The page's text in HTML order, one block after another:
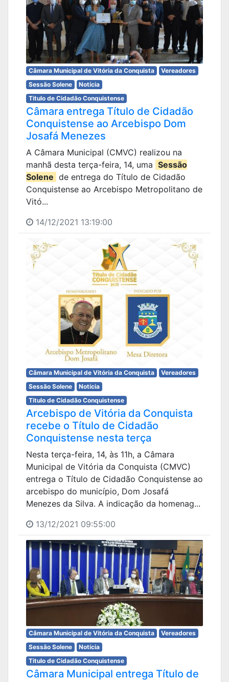
Câmara Municipal de Vitória da Conquista
Vereadores
Sessão Solene
Notícia
Titulo de Cidadão Conquistense
Câmara entrega Título de Cidadão
Conquistense ao Arcebispo Dom
Josafá Menezes
A Câmara Municipal (CMVC) realizou na
manhã desta terça-feira, 14, uma Sessão
Solene de entrega do Título de Cidadão
Conquistense ao Arcebispo Metropolitano de
Vitó...
14/12/2021 13:19:00
Câmara Municipal de Vitória da Conquista
Vereadores
Sessão Solene
Notícia
Titulo de Cidadão Conquistense
Arcebispo de Vitória da Conquista
recebe o Título de Cidadão
Conquistense nesta terça
Nesta terça-feira, 14, às 11h, a Câmara
Municipal de Vitória da Conquista (CMVC)
entrega o Título de Cidadão Conquistense ao
arcebispo do município, Dom Josafá
Menezes da Silva. A indicação da homenag...
13/12/2021 09:55:00
Câmara Municipal de Vitória da Conquista
Vereadores
Sessão Solene
Notícia
Titulo de Cidadão Conquistense
Câmara Municipal entrega Título de